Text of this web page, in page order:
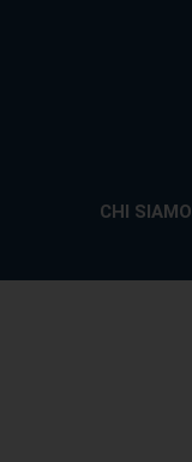
CHI SIAMO